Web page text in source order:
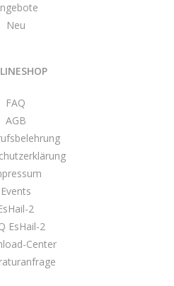
Neu
FAQ
AGB
Events
2
EsHail-2
Center